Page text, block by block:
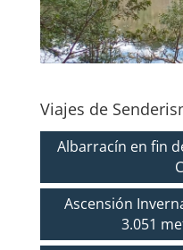
Viajes de
Albarracín en fin
Ascensión
3.051